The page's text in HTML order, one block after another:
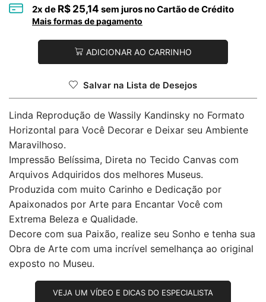
2x de R$ 25,14 sem juros no Cartão de Crédito
Mais formas de pagamento
ADICIONAR AO CARRINHO
Salvar na Lista de Desejos
Linda Reprodução de Wassily Kandinsky no Formato
Horizontal para Você Decorar e Deixar seu Ambiente
Maravilhoso.
Impressão Belíssima, Direta no Tecido Canvas com
Arquivos Adquiridos dos melhores Museus.
Produzida com muito Carinho e Dedicação por
Apaixonados por Arte para Encantar Você com
Extrema Beleza e Qualidade.
Decore com sua Paixão, realize seu Sonho e tenha sua
Obra de Arte com uma incrível semelhança ao original
exposto no Museu.
VEJA UM VÍDEO E DICAS DO ESPECIALISTA